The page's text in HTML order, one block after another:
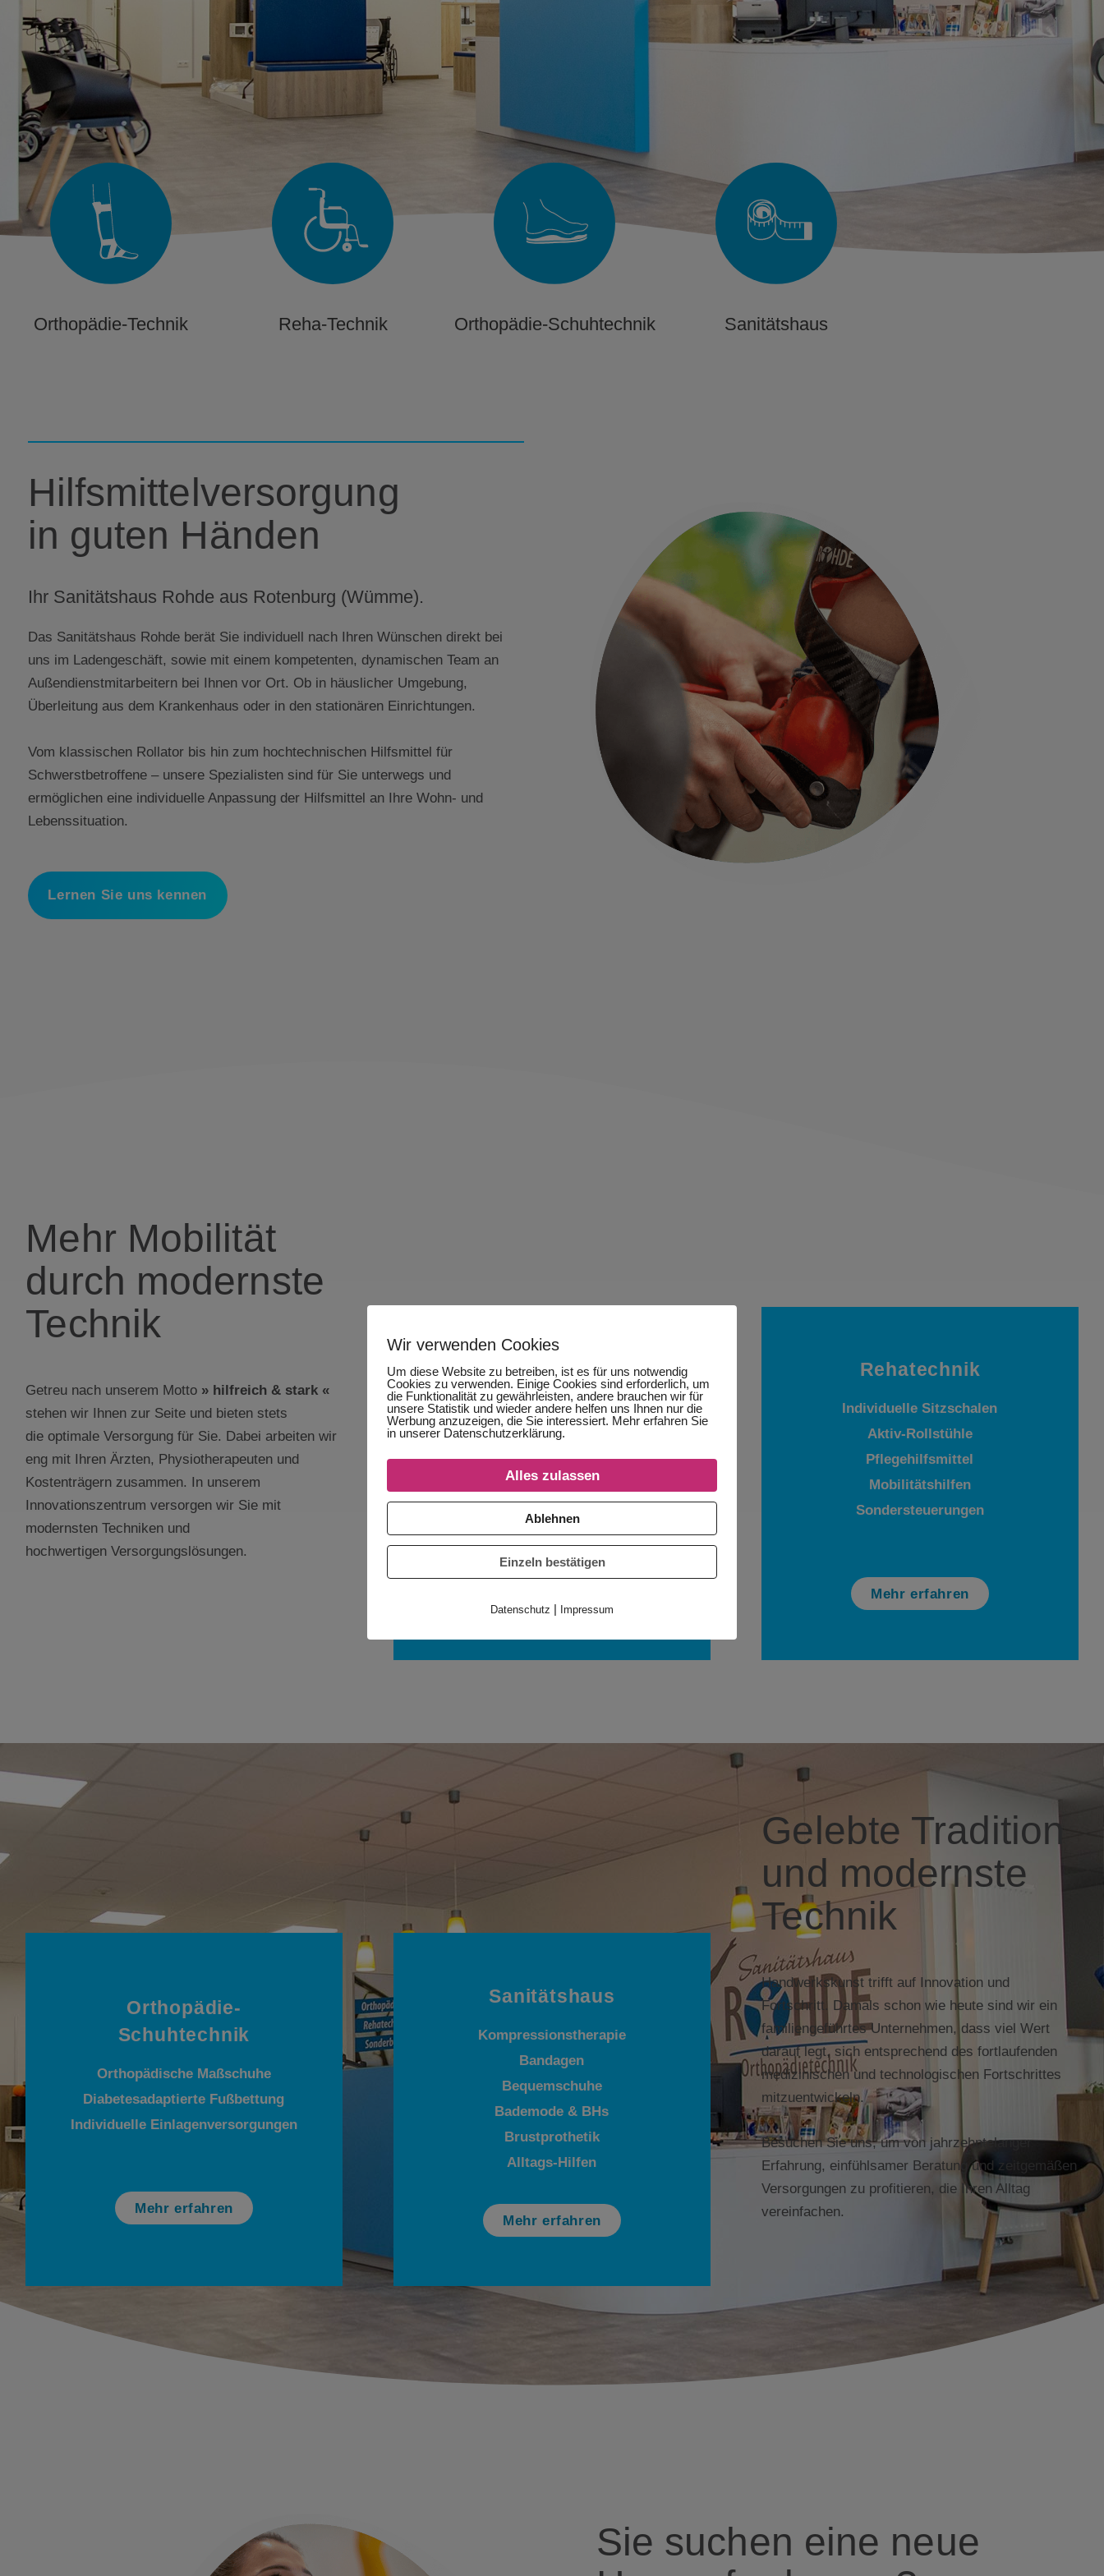
Orthopädie-Technik Reha-Technik Orthopädie-Schuhtechnik Sanitätshaus
Hilfsmittelversorgung
in guten Händen
Ihr Sanitätshaus Rohde aus Rotenburg (Wümme).
Das Sanitätshaus Rohde berät Sie individuell nach Ihren Wünschen direkt bei
uns im Ladengeschäft, sowie mit einem kompetenten, dynamischen Team an
Außendienstmitarbeitern bei Ihnen vor Ort. Ob in häuslicher Umgebung,
Überleitung aus dem Krankenhaus oder in den stationären Einrichtungen.
Vom klassischen Rollator bis hin zum hochtechnischen Hilfsmittel für
Schwerstbetroffene – unsere Spezialisten sind für Sie unterwegs und
ermöglichen eine individuelle Anpassung der Hilfsmittel an Ihre Wohn- und
Lebenssituation.
Lernen Sie uns kennen
Mehr Mobilität
durch modernste
Technik
Getreu nach unserem Motto » hilfreich & stark «
stehen wir Ihnen zur Seite und bieten stets
die optimale Versorgung für Sie. Dabei arbeiten wir
eng mit Ihren Ärzten, Physiotherapeuten und
Kostenträgern zusammen. In unserem
Innovationszentrum versorgen wir Sie mit
modernsten Techniken und
hochwertigenVersorgungslösungen.
Orthopädietechnik
Prothetik
Neuroorthopädie
Orthetik
Kinder-Orthopädie
3D Print-Orthesen
Ganganalyse
Rehatechnik
Individuelle Sitzschalen
Aktiv-Rollstühle
Pflegehilfsmittel
Mobilitätshilfen
Sondersteuerungen
Mehr erfahren
Orthopädie-
Schuhtechnik
Orthopädische Maßschuhe
Diabetesadaptierte Fußbettung
Individuelle Einlagenversorgungen
Mehr erfahren
Sanitätshaus
Kompressionstherapie
Bandagen
Bequemschuhe
Bademode & BHs
Brustprothetik
Alltags-Hilfen
Mehr erfahren
Gelebte Tradition
und modernste
Technik
Handwerkskunst trifft auf Innovation und
Fortschritt. Damals schon wie heute sind wir ein
familiengeführtes Unternehmen, dass viel Wert
darauf legt, sich entsprechend des fortlaufenden
medizinischen und technologischen Fortschrittes
mitzuentwickeln.
Besuchen Sie uns, um von jahrzehntelanger
Erfahrung, einfühlsamer Beratung und zeitgemäßen
Versorgungen zu profitieren, die Ihren Alltag
vereinfachen.
Sie suchen eine neue
Wir verwenden Cookies
Um diese Website zu betreiben, ist es für uns notwendig
Cookies zu verwenden. Einige Cookies sind erforderlich, um
die Funktionalität zu gewährleisten, andere brauchen wir für
unsere Statistik und wieder andere helfen uns Ihnen nur die
Werbung anzuzeigen, die Sie interessiert. Mehr erfahren Sie
in unserer Datenschutzerklärung.
Alles zulassen
Ablehnen
Einzeln bestätigen
Datenschutz | Impressum